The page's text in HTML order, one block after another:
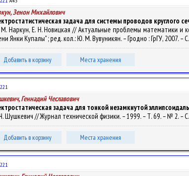
Зенон Михайлович
задача для системы проводов круглого
Наркун, Е. Н. Новицкая // Актуальные проблемы математики и
Янки Купалы" ; ред. кол.: Ю. М. Вувуникян. – Гродно : ГрГУ, 2007. –
Добавить в корзину Места хранения
Геннадий Чеславович
задача для тонкой незамкнутой
Шушкевич // Журнал технической физики. – 1999. – Т. 69. – № 2. –
Добавить в корзину Места хранения